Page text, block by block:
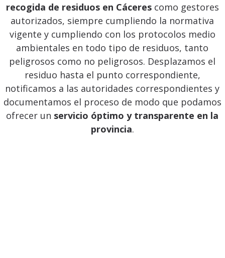
recogida de residuos en Cáceres como gestores
autorizados, siempre cumpliendo la normativa
vigente y cumpliendo con los protocolos medio
ambientales en todo tipo de residuos, tanto
peligrosos como no peligrosos. Desplazamos el
residuo hasta el punto correspondiente,
notificamos a las autoridades correspondientes y
documentamos el proceso de modo que podamos
ofrecer un servicio óptimo y transparente en la
provincia.